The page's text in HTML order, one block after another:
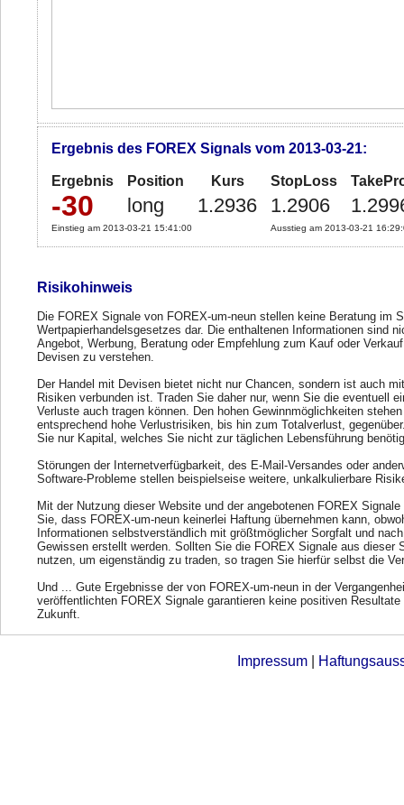
Ergebnis des FOREX Signals vom 2013-03-21:
Ergebnis Position Kurs StopLoss
-30 long 1.2936 1.2906
Einstieg am 2013-03-21 15:41:00 Ausstieg am 2013-03-21
Risikohinweis
Die FOREX Signale von FOREX-um-neun stellen keine Beratung im
Wertpapierhandelsgesetzes dar. Die enthaltenen Informationen sind
Angebot, Werbung, Beratung oder Empfehlung zum Kauf oder
Devisen zu verstehen.
Der Handel mit Devisen bietet nicht nur Chancen, sondern ist auch
Risiken verbunden ist. Traden Sie daher nur, wenn Sie die eventuell
Verluste auch tragen können. Den hohen Gewinnmöglichkeiten stehen
entsprechend hohe Verlustrisiken, bis hin zum Totalverlust,
Sie nur Kapital, welches Sie nicht zur täglichen Lebensführung
Störungen der Internetverfügbarkeit, des E-Mail-Versandes oder
Software-Probleme stellen beispielseise weitere, unkalkulierbare
Mit der Nutzung dieser Website und der angebotenen FOREX
Sie, dass FOREX-um-neun keinerlei Haftung übernehmen kann,
Informationen selbstverständlich mit größtmöglicher Sorgfalt und
Gewissen erstellt werden. Sollten Sie die FOREX Signale aus dieser
nutzen, um eigenständig zu traden, so tragen Sie hierfür selbst die
Und ... Gute Ergebnisse der von FOREX-um-neun in der
veröffentlichten FOREX Signale garantieren keine positiven Resultate
Zukunft.
Impressum